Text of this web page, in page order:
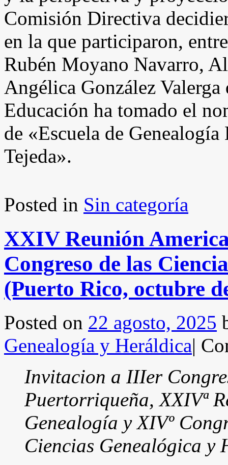
Comisión Directiva
en la que participaron,
Rubén Moyano Navarro,
Angélica González
Educación ha tomado el
de «Escuela de
Tejeda».
Posted in Sin categoría
XXIV Reunión
Congreso de las
(Puerto Rico, octubre
Posted on 22 agosto, 2025
Genealogía y Heráldica|
Invitacion a IIIer
Puertorriqueña, XXIVª
Genealogía y XIVº
Ciencias Genealógica y